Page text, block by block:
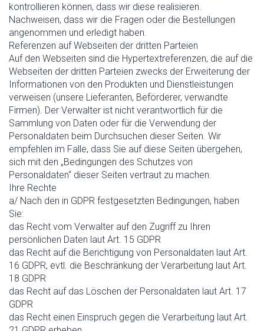
kontrollieren können, dass wir diese realisieren.
Nachweisen, dass wir die Fragen oder die Bestellungen
angenommen und erledigt haben.
Referenzen auf Webseiten der dritten Parteien
Auf den Webseiten sind die Hypertextreferenzen, die auf die
Webseiten der dritten Parteien zwecks der Erweiterung der
Informationen von den Produkten und Dienstleistungen
verweisen (unsere Lieferanten, Beförderer, verwandte
Firmen). Der Verwalter ist nicht verantwortlich für die
Sammlung von Daten oder für die Verwendung der
Personaldaten beim Durchsuchen dieser Seiten. Wir
empfehlen im Falle, dass Sie auf diese Seiten übergehen,
sich mit den „Bedingungen des Schutzes von
Personaldaten“ dieser Seiten vertraut zu machen.
Ihre Rechte
a/ Nach den in GDPR festgesetzten Bedingungen, haben
Sie:
das Recht vom Verwalter auf den Zugriff zu Ihren
persönlichen Daten laut Art. 15 GDPR
das Recht auf die Berichtigung von Personaldaten laut Art.
16 GDPR, evtl. die Beschränkung der Verarbeitung laut Art.
18 GDPR
das Recht auf das Löschen der Personaldaten laut Art. 17
GDPR
das Recht einen Einspruch gegen die Verarbeitung laut Art.